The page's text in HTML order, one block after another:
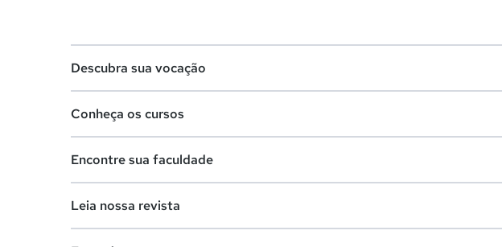
Descubra sua vocação
Lista de profissões
Conheça os cursos
Cursos de graduação
Encontre sua faculdade
Leia nossa revista